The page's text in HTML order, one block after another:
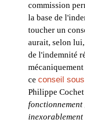
commission
la base de
toucher un
aurait, selon
de l'indemnité
ce conseil
Philippe